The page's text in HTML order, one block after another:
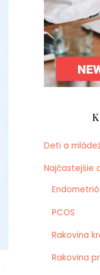
Deti a
Najčastejšie
PCOS
Rakovina
Rakovina